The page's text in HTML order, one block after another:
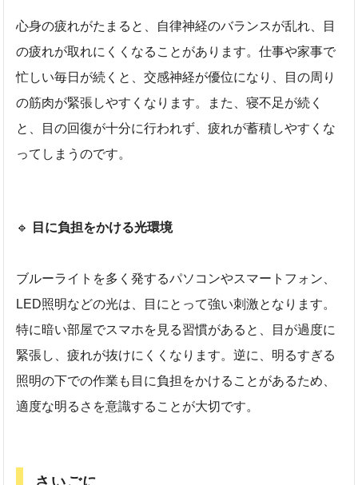
心身の疲れがたまると、自律神経のバランスが乱れ、目
の疲れが取れにくくなることがあります。仕事や家事で
忙しい毎日が続くと、交感神経が優位になり、目の周り
の筋肉が緊張しやすくなります。また、寝不足が続く
と、目の回復が十分に行われず、疲れが蓄積しやすくな
ってしまうのです。
🔹 目に負担をかける光環境
ブルーライトを多く発するパソコンやスマートフォン、
LED照明などの光は、目にとって強い刺激となります。
特に暗い部屋でスマホを見る習慣があると、目が過度に
緊張し、疲れが抜けにくくなります。逆に、明るすぎる
照明の下での作業も目に負担をかけることがあるため、
適度な明るさを意識することが大切です。
さいごに